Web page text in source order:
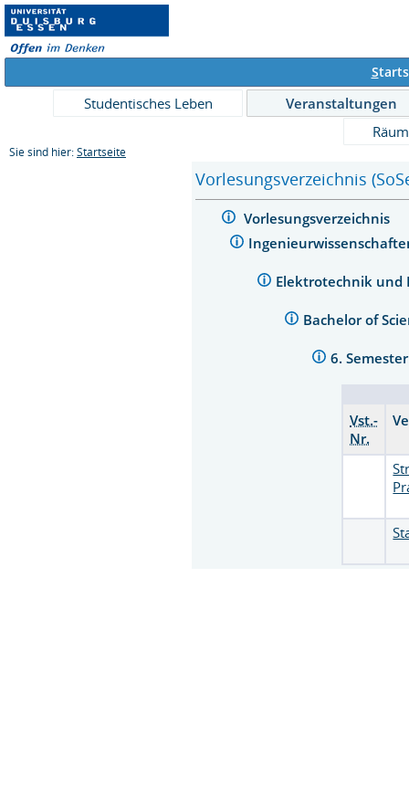
S
Studentisches Leben
Veranstaltungen
Sie sind hier: Startseite
Vorlesungsverzeichnis
Vorlesungsverzeichnis
Elektrotechnik
Bachelor of
6.
Vst.-
Nr.